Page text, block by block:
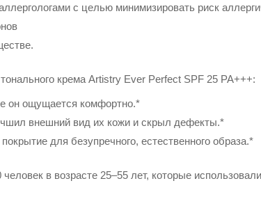
с целью минимизировать риск
крема Artistry Ever Perfect SPF 25 PA+++:
он ощущается комфортно.*
внешний вид их кожи и скрыл дефекты.*
для безупречного, естественного образа.*
в возрасте 25–55 лет, которые